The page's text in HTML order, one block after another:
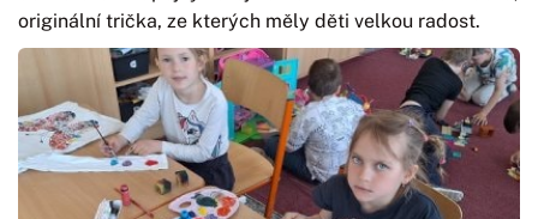
originální trička, ze kterých měly děti velkou radost.